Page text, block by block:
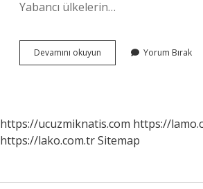
Yabancı ülkelerin…
Devamını okuyun
Bağımsızlık
Yorum Bırak
https://ucuzmiknatis.com https://
https://lako.com.trSitemap